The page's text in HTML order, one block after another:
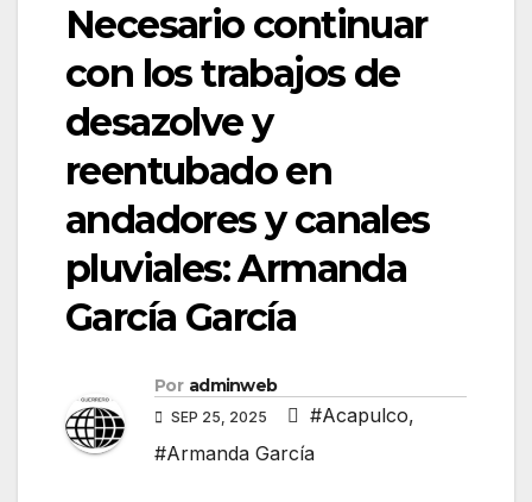
Necesario continuar
con los trabajos de
desazolve y
reentubado en
andadores y canales
pluviales: Armanda
García García
Por adminweb
SEP 25, 2025 #Acapulco,
#Armanda García